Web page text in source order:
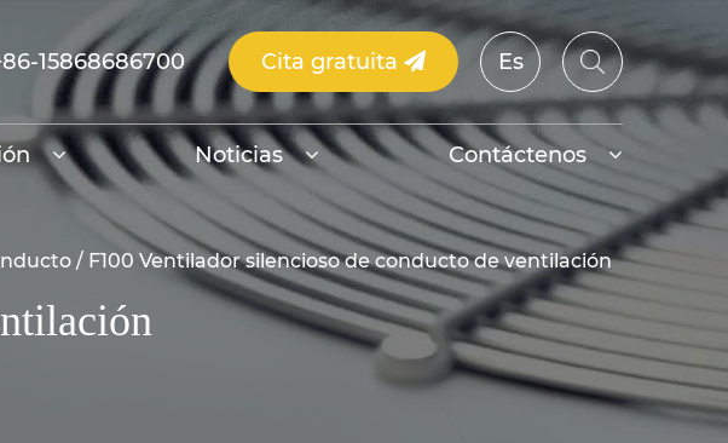
15868686700 Cita gratuita Es
Noticias Contáctenos
/ F100 Ventilador silencioso de conducto de ventilación